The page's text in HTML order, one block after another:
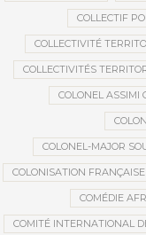
COLLECTIF
COLLECTIVITÉ
COLLECTIVITÉS
COLONEL ASSIMI
COLONEL-MAJOR
COLONISATION FRANÇAISE
COMÉDIE
COMITÉ INTERNATIONAL